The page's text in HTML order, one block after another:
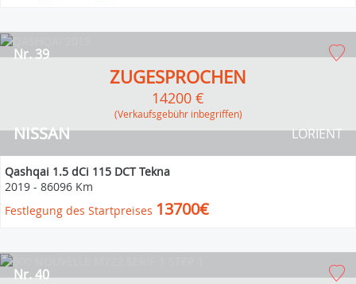
NISSAN
Nr. 39
LORIENT
ZUGESPROCHEN
14200 €
(Verkaufsgebühr inbegriffen)
Qashqai 1.5 dCi 115 DCT Tekna
2019 - 86096 Km
Festlegung des Startpreises 13700€
Nr. 40